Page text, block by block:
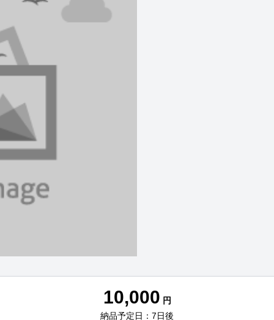
10,000 円
納品予定日：7日後